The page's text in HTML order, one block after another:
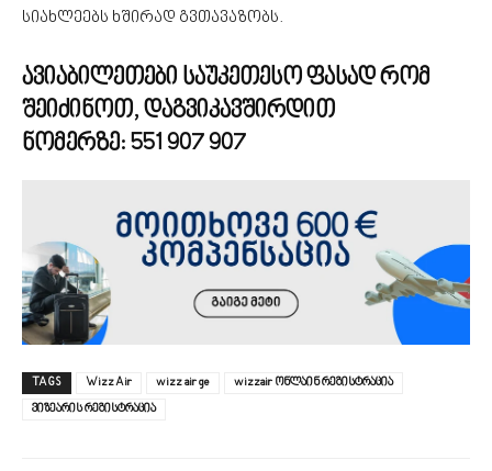
სიახლეებს ხშირად გვთავაზობს.
ავიაბილეთები საუკეთესო ფასად რომ
შეიძინოთ, დაგვიკავშირდით
ნომერზე: 551 907 907
TAGS Wizz Air wizz air ge
wizzair ონლაინ რეგისტრაცია
ვიზეარის რეგისტრაცია